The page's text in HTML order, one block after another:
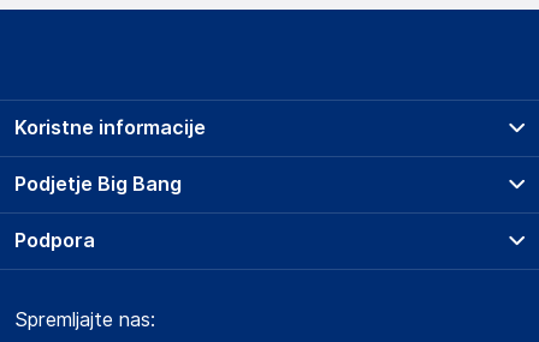
Podjetje Big Bang
O podjetju
Obvestila za javnost
Koristne informacije
Prodajna mesta
Storitve
Dostava, vnos in odvoz
Podpora
Marketplace
Spremljajte nas: